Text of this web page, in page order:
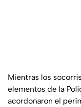
Mientras los
elementos de la
acordonaron el